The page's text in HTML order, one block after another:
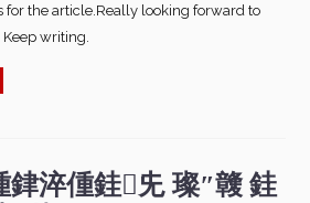
for the article.Really looking forward to
writing.
銉淬偅銈兂 璨″竷 銈